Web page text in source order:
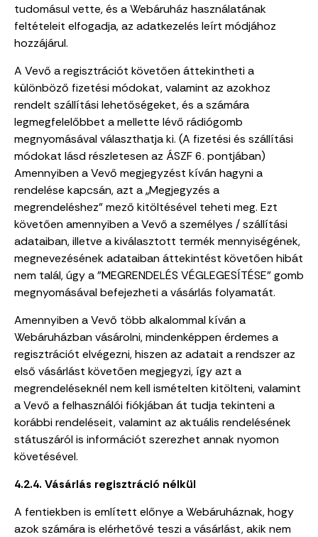
tudomásul vette, és a Webáruház használatának
feltételeit elfogadja, az adatkezelés leírt módjához
hozzájárul.
A Vevő a regisztrációt követően áttekintheti a
különböző fizetési módokat, valamint az azokhoz
rendelt szállítási lehetőségeket, és a számára
legmegfelelőbbet a mellette lévő rádiógomb
megnyomásával választhatja ki. (A fizetési és szállítási
módokat lásd részletesen az ÁSZF 6. pontjában)
Amennyiben a Vevő megjegyzést kíván hagyni a
rendelése kapcsán, azt a „Megjegyzés a
megrendeléshez” mező kitöltésével teheti meg. Ezt
követően amennyiben a Vevő a személyes / szállítási
adataiban, illetve a kiválasztott termék mennyiségének,
megnevezésének adataiban áttekintést követően hibát
nem talál, úgy a "MEGRENDELÉS VÉGLEGESÍTÉSE" gomb
megnyomásával befejezheti a vásárlás folyamatát.
Amennyiben a Vevő több alkalommal kíván a
Webáruházban vásárolni, mindenképpen érdemes a
regisztrációt elvégezni, hiszen az adatait a rendszer az
első vásárlást követően megjegyzi, így azt a
megrendeléseknél nem kell ismételten kitölteni, valamint
a Vevő a felhasználói fiókjában át tudja tekinteni a
korábbi rendeléseit, valamint az aktuális rendelésének
státuszáról is információt szerezhet annak nyomon
követésével.
4.2.4. Vásárlás regisztráció nélkül
A fentiekben is említett előnye a Webáruháznak, hogy
azok számára is elérhetővé teszi a vásárlást, akik nem